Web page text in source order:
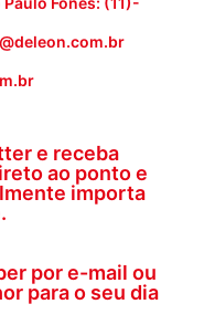
e receba
ao ponto e
importa
por e-mail ou
para o seu dia